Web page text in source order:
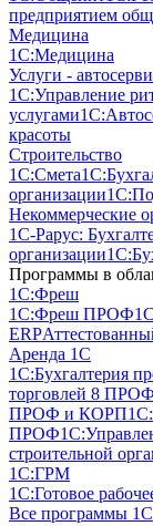
предприятием
Медицина
1С:Медицина
Услуги -
1С:Управление
услугами
красоты
Строительство
1С:Смета
организации
Некоммерческие
1С-Рарус:
организации
Программы в
1C:Фреш
1C:Фреш ПРОФ
ERP
Аренда 1С
1С:Бухгалтерия
торговлей 8 ПРОФ
ПРОФ и КОРП
ПРОФ
строительной
1С:ГРМ
1С:Готовое
Все программы 1С